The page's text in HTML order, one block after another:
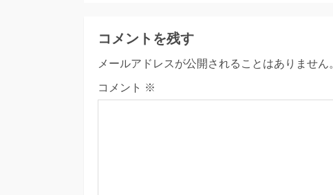
コメントを残す
メールアドレスが公開されることはありません。
コメント ※